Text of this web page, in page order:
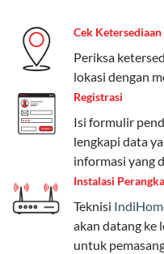
kuota. Pilihan harga
Telkomsel One
beragam, mulai dari
Pengguna bisa
internet, komunikasi,
Paket Easy cocok
Complete untuk yang
dan Paket Dynamic IP
memprioritaskan
Cek
Periksa
lokasi dengan
Registrasi
Isi formulir
lengkapi data
informasi yang
Instalasi
Teknisi
akan datang ke
untuk